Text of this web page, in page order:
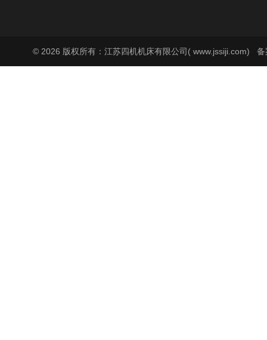
© 2026 版权所有：江苏四机机床有限公司( www.jssiji.com) 备